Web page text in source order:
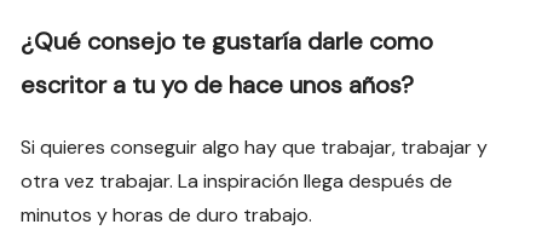
¿Qué consejo te gustaría darle como
escritor a tu yo de hace unos años?
Si quieres conseguir algo hay que trabajar, trabajar y
otra vez trabajar. La inspiración llega después de
minutos y horas de duro trabajo.